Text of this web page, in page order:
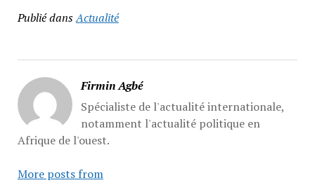
Publié dansActualité
Firmin Agbé
Spécialiste de l'actualité internationale,
notamment l'actualité politique en
Afrique de l'ouest.
More posts from